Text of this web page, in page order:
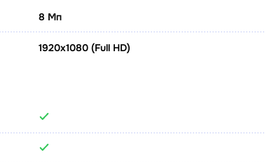
8 Мп
1920x1080 (Full HD)